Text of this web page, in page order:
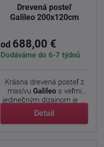
Drevená posteľ
Galileo 200x120cm
od 688,00 €
Dodáváme do 6-7 týdnů
Krásna drevená posteľ z
masívu Galileos veľmi
jedinečným dizajnom je ...
Detail